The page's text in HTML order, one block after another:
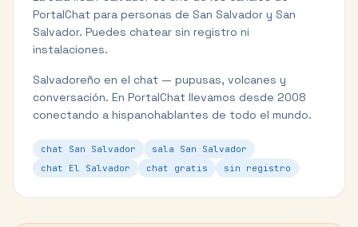
PortalChat para personas de San Salvador y San
Salvador. Puedes chatear sin registro ni
instalaciones.
Salvadoreño en el chat — pupusas, volcanes y
conversación. En PortalChat llevamos desde 2008
conectando a hispanohablantes de todo el mundo.
chat San Salvador
sala San Salvador
chat El Salvador
chat gratis sin registro